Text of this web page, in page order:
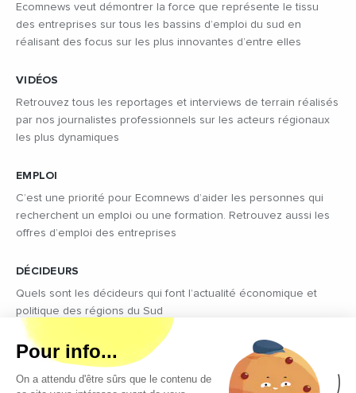
Ecomnews veut démontrer la force que représente le tissu
des entreprises sur tous les bassins d’emploi du sud en
réalisant des focus sur les plus innovantes d’entre elles
VIDÉOS
Retrouvez tous les reportages et interviews de terrain réalisés
par nos journalistes professionnels sur les acteurs régionaux
les plus dynamiques
EMPLOI
C’est une priorité pour Ecomnews d’aider les personnes qui
recherchent un emploi ou une formation. Retrouvez aussi les
offres d’emploi des entreprises
DÉCIDEURS
Quels sont les décideurs qui font l’actualité économique et
politique des régions du Sud